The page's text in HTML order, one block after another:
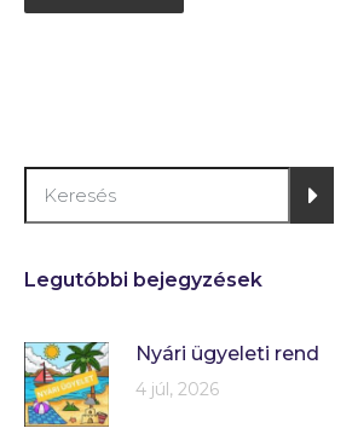
Legutóbbi bejegyzések
Nyári ügyeleti rend
4 júl, 2026